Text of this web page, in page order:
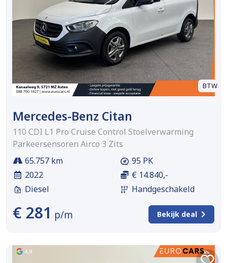
BTW
Mercedes-Benz Citan
110 CDI L1 Pro Cruise Control Stoelverwarming
Parkeersensoren Airco 3 Zits
65.757 km
2022
Diesel
95 PK
€ 14.840,-
Handgeschakeld
€ 281 p/m Bekijk deal